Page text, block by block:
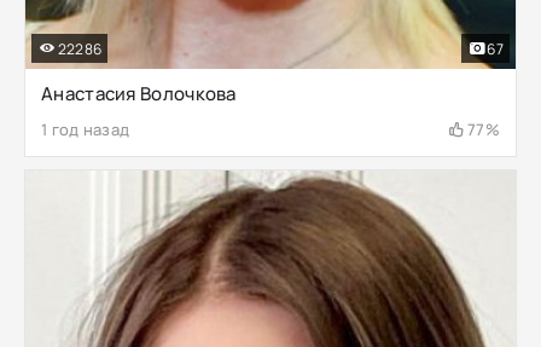
Анастасия Волочкова
1 год назад 77%
22286 67